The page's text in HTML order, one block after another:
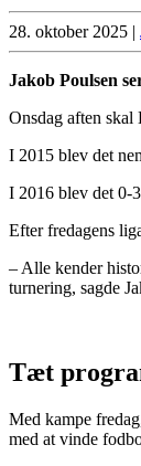
28. oktober 2025 |
Jakob Poulsen
Onsdag aften skal
I 2015 blev det
I 2016 blev det 0-
Efter fredagens
– Alle kender
turnering, sagde
Tæt
Med kampe
med at vinde